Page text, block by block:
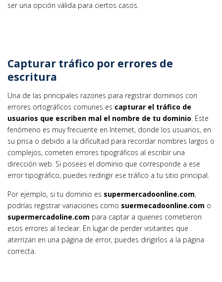
ser una opción válida para ciertos casos.
Capturar tráfico por errores de
escritura
Una de las principales razones para registrar dominios con
errores ortográficos comunes es capturar el tráfico de
usuarios que escriben mal el nombre de tu dominio . Este
fenómeno es muy frecuente en Internet, donde los usuarios, en
su prisa o debido a la dificultad para recordar nombres largos o
complejos, cometen errores tipográficos al escribir una
dirección web. Si posees el dominio que corresponde a ese
error tipográfico, puedes redirigir ese tráfico a tu sitio principal.
Por ejemplo, si tu dominio es supermercadoonline.com,
podrías registrar variaciones como suermecadoonline.com o
supermercadoline.com para captar a quienes cometieron
esos errores al teclear. En lugar de perder visitantes que
aterrizan en una página de error, puedes dirigirlos a la página
correcta.